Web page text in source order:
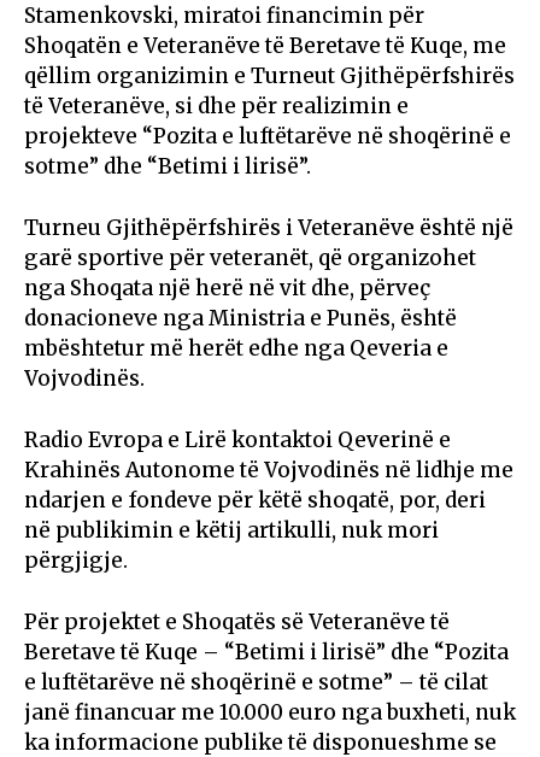
Stamenkovski, miratoi financimin për
Shoqatën e Veteranëve të Beretave të Kuqe, me
qëllim organizimin e Turneut Gjithëpërfshirës
të Veteranëve, si dhe për realizimin e
projekteve “Pozita e luftëtarëve në shoqërinë e
sotme” dhe “Betimi i lirisë”.
Turneu Gjithëpërfshirës i Veteranëve është një
garë sportive për veteranët, që organizohet
nga Shoqata një herë në vit dhe, përveç
donacioneve nga Ministria e Punës, është
mbështetur më herët edhe nga Qeveria e
Vojvodinës.
Radio Evropa e Lirë kontaktoi Qeverinë e
Krahinës Autonome të Vojvodinës në lidhje me
ndarjen e fondeve për këtë shoqatë, por, deri
në publikimin e këtij artikulli, nuk mori
përgjigje.
Për projektet e Shoqatës së Veteranëve të
Beretave të Kuqe – “Betimi i lirisë” dhe “Pozita
e luftëtarëve në shoqërinë e sotme” – të cilat
janë financuar me 10.000 euro nga buxheti, nuk
ka informacione publike të disponueshme se